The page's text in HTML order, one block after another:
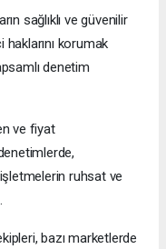
sağlıklı ve güvenilir
haklarını korumak
denetim
ve fiyat
ruhsat ve
bazı marketlerde